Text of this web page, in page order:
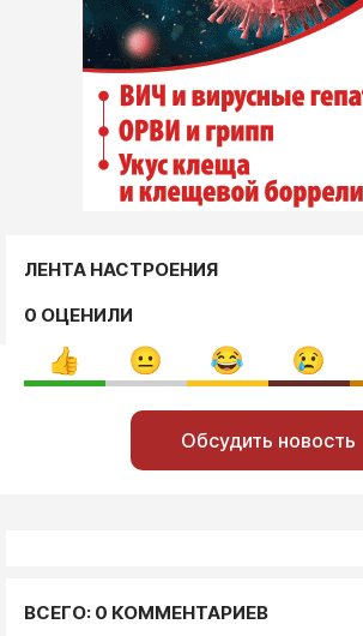
ЛЕНТА НАСТРОЕНИЯ
0 ОЦЕНИЛИ
Обсудить новость
ВСЕГО: 0 КОММЕНТАРИЕВ